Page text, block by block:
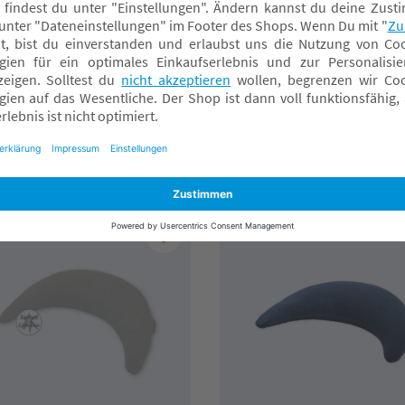
Dunkelblau
36,90 CHF
CHF*
wählen
THERALINE
Plüschmond Puderrosa
36,90 CHF*